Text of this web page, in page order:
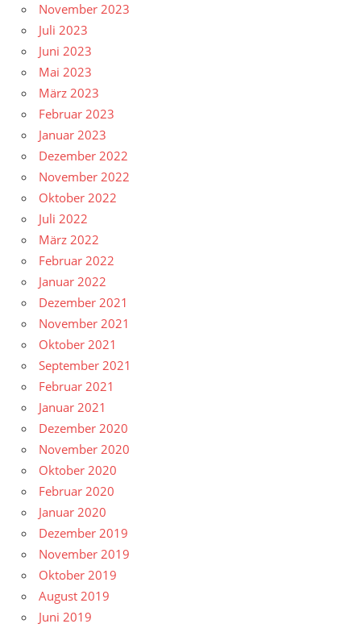
November 2023
Juli 2023
Juni 2023
Mai 2023
März 2023
Februar 2023
Januar 2023
Dezember 2022
November 2022
Oktober 2022
Juli 2022
März 2022
Februar 2022
Januar 2022
Dezember 2021
November 2021
Oktober 2021
September 2021
Februar 2021
Januar 2021
Dezember 2020
November 2020
Oktober 2020
Februar 2020
Januar 2020
Dezember 2019
November 2019
Oktober 2019
August 2019
Juni 2019